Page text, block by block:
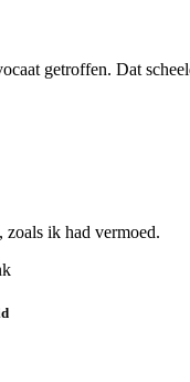
getroffen. Dat
zoals ik had vermoed.